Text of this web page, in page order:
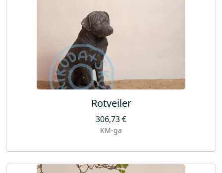
Rotveiler
306,73€
KM-ga